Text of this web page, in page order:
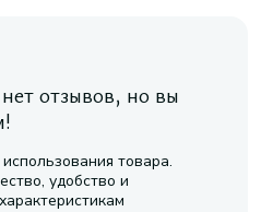
отзывов, но вы
товара.
удобство и